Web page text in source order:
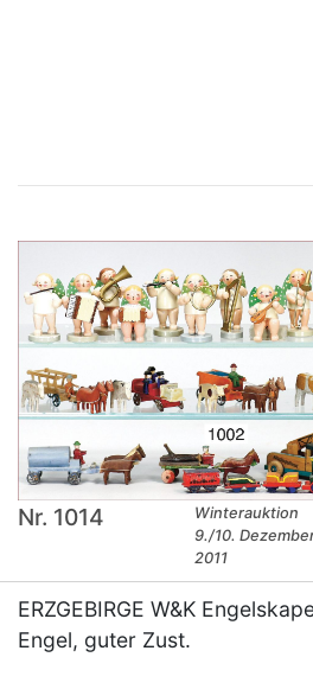
Nr. 1014
Winterauktion
9./10.
2011
ERZGEBIRGE W&K
Engel, guter Zust.